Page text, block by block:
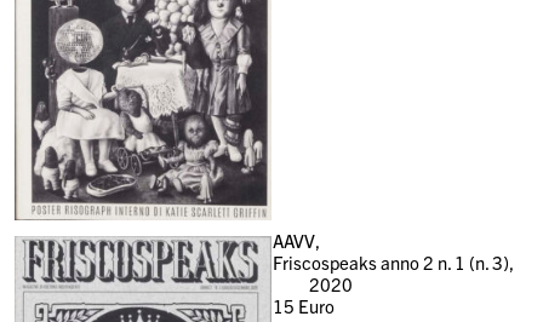
AAVV,
Friscospeaks anno 2 n. 1 (n. 3),
2020
15 Euro